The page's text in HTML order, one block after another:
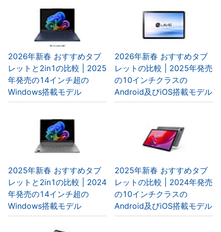
2026年新春 おすすめタブ
レットと2in1の比較 | 2025
年発売の14インチ超の
Windows搭載モデル
2026年新春 おすすめタブ
レットの比較 | 2025年発売
の10インチクラスの
Android及びiOS搭載モデル
2025年新春 おすすめタブ
レットと2in1の比較 | 2024
年発売の14インチ超の
Windows搭載モデル
2025年新春 おすすめタブ
レットの比較 | 2024年発売
の10インチクラスの
Android及びiOS搭載モデル